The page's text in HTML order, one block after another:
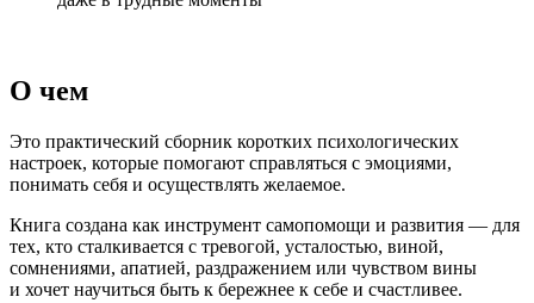
О чем
Это практический сборник коротких психологических
настроек, которые помогают справляться с эмоциями,
понимать себя и осуществлять желаемое.
Книга создана как инструмент самопомощи и развития — для
тех, кто сталкивается с тревогой, усталостью, виной,
сомнениями, апатией, раздражением или чувством вины
и хочет научиться быть к бережнее к себе и счастливее.